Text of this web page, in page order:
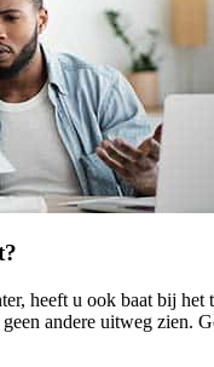
heeft u ook baat bij
andere uitweg zien.